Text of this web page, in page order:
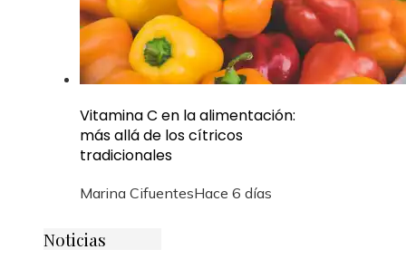
Vitamina C en la alimentación:
más allá de los cítricos
tradicionales
Marina CifuentesHace 6 días
Noticias